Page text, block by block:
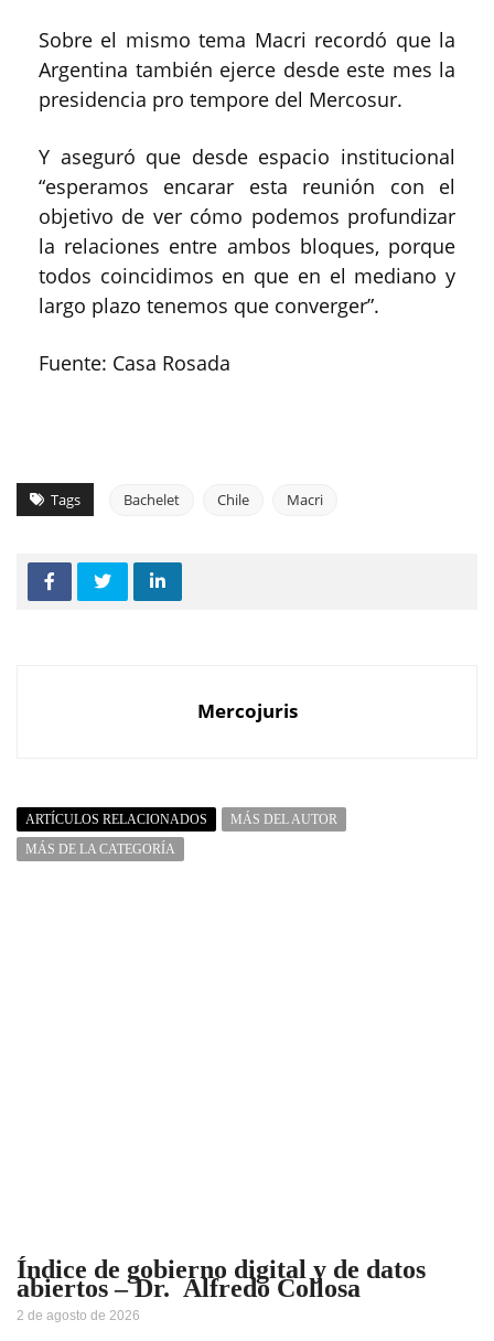
Sobre el mismo tema Macri recordó que la
Argentina también ejerce desde este mes la
presidencia pro tempore del Mercosur.
Y aseguró que desde espacio institucional
“esperamos encarar esta reunión con el
objetivo de ver cómo podemos profundizar
la relaciones entre ambos bloques, porque
todos coincidimos en que en el mediano y
largo plazo tenemos que converger”.
Fuente: Casa Rosada
Tags Bachelet Chile Macri
Mercojuris
ARTÍCULOS RELACIONADOS
MÁS DEL AUTOR
MÁS DE LA CATEGORÍA
Índice de gobierno digital y de datos
abiertos – Dr. Alfredo Collosa
2 de agosto de 2026